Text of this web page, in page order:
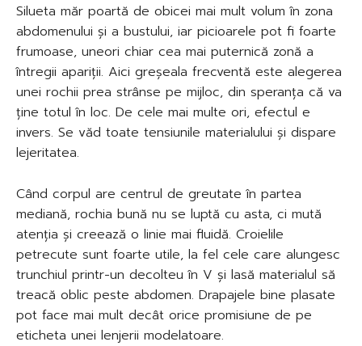
Silueta măr poartă de obicei mai mult volum în zona
abdomenului și a bustului, iar picioarele pot fi foarte
frumoase, uneori chiar cea mai puternică zonă a
întregii apariții. Aici greșeala frecventă este alegerea
unei rochii prea strânse pe mijloc, din speranța că va
ține totul în loc. De cele mai multe ori, efectul e
invers. Se văd toate tensiunile materialului și dispare
lejeritatea.
Când corpul are centrul de greutate în partea
mediană, rochia bună nu se luptă cu asta, ci mută
atenția și creează o linie mai fluidă. Croielile
petrecute sunt foarte utile, la fel cele care alungesc
trunchiul printr-un decolteu în V și lasă materialul să
treacă oblic peste abdomen. Drapajele bine plasate
pot face mai mult decât orice promisiune de pe
eticheta unei lenjerii modelatoare.